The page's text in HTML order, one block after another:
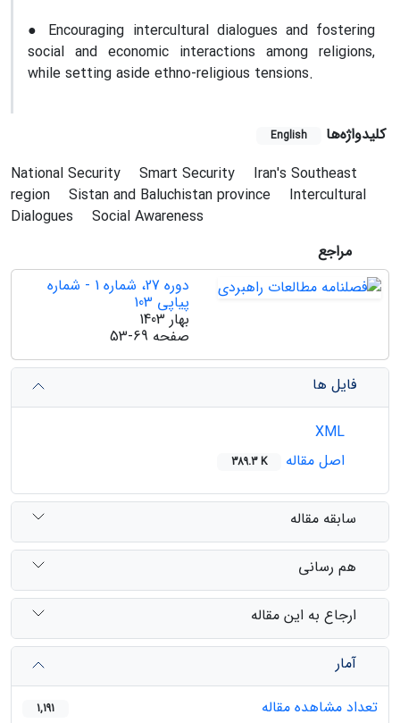
● Encouraging intercultural dialogues and fostering
social and economic interactions among religions,
while setting aside ethno-religious tensions.
کلیدواژه‌ها English
National Security Smart Security
Iran's Southeast
region
Sistan and Baluchistan province
Intercultural
Dialogues
Social Awareness
مراجع
دوره 27، شماره 1 - شماره
پیاپی 103
بهار 1403
صفحه 53-69
فایل ها
اصل مقاله
389.3 K
سابقه مقاله
هم رسانی
ارجاع به این مقاله
آمار
تعداد مشاهده مقاله
1,191